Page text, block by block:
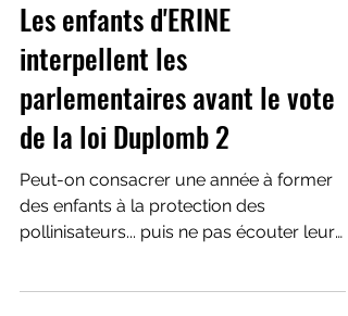
Les enfants d'ERINE
interpellent les
parlementaires avant le vote
de la loi Duplomb 2
Peut-on consacrer une année à former
des enfants à la protection des